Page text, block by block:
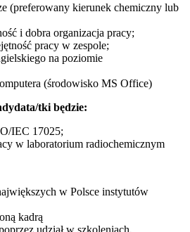
(preferowany kierunek chemiczny lub
i dobra organizacja pracy;
pracy w zespole;
na poziomie
(środowisko MS Office)
tki będzie:
IEC 17025;
w laboratorium radiochemicznym
w Polsce instytutów
kadrą
udział w szkoleniach,